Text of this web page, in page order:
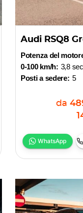
Audi RSQ8
Potenza del
0-100 km/h: 3,8 sec
Posti a sedere: 5
da
WhatsApp